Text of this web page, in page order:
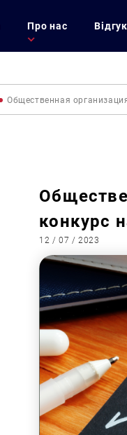
Про нас Відгук
Общественная
конкурс
12 / 07 / 2023